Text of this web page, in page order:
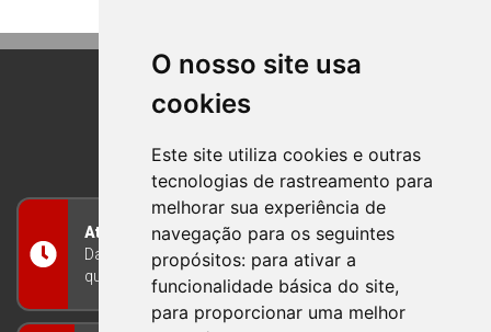
O nosso site usa
cookies
Este site utiliza cookies e outras
tecnologias de rastreamento para
melhorar sua experiência de
navegação para os seguintes
propósitos: para ativar a
funcionalidade básica do site,
para proporcionar uma melhor
BOM PRINCIPIO
RIO GRANDE DO SUL
Atendimento
Das 8h às 12h e das 13h às 17h30, de segunda a
quinta-feira, e nas sextas-feiras das 7h às 13h